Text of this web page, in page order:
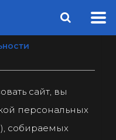
сайт, вы
персональных
собираемых